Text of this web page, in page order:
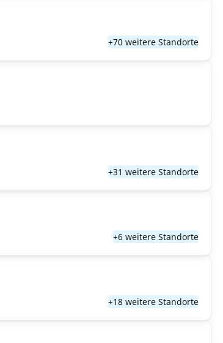
+70 weitere Standorte
+31 weitere Standorte
+6 weitere Standorte
+18 weitere Standorte